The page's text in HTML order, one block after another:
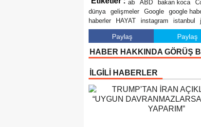
ab ABD bakan koca
dünya
gelişmeler Google google
haberler
HAYAT instagram istanbul
Paylaş Paylaş
HABER HAKKINDA GÖRÜŞ
İLGİLİ HABERLER